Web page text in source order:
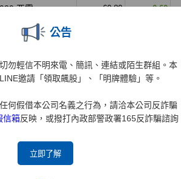
公告
勿輕信不明來電、簡訊、連結或陌生群組。本
邀請「領取飆股」、「明牌體驗」等。
何假借本公司名義之行為，請洽本公司反詐騙
信箱反映，或撥打內政部警政署165反詐騙諮詢
立即了解